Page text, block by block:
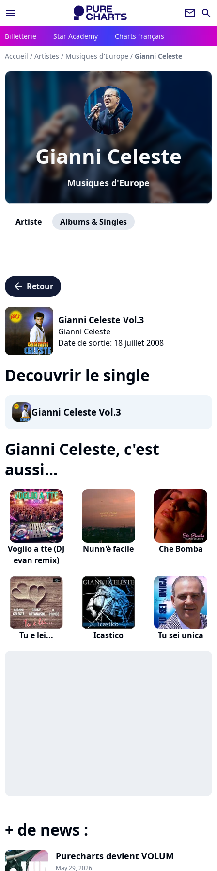
menu newsletter search
Billetterie Star Academy Charts français
Accueil / Artistes / Musiques d'Europe / Gianni Celeste
Gianni Celeste
Musiques d'Europe
Artiste Albums & Singles
arrow_left Retour
Gianni Celeste Vol.3
Gianni Celeste
Date de sortie: 18 juillet 2008
Decouvrir le single
Gianni Celeste Vol.3
Gianni Celeste, c'est
aussi...
Voglio a tte (DJ
evan remix)
Nunn'è facile Che Bomba
Tu e lei... Icastico Tu sei unica
+ de news :
Purecharts devient VOLUM
May 29, 2026